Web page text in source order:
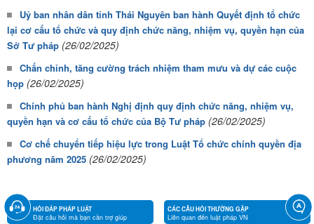
Uỷ ban nhân dân tỉnh Thái Nguyên ban hành Quyết định tổ chức
lại cơ cấu tổ chức và quy định chức năng, nhiệm vụ, quyền hạn của
Sở Tư pháp (26/02/2025)
Chấn chỉnh, tăng cường trách nhiệm tham mưu và dự các cuộc
họp (26/02/2025)
Chính phủ ban hành Nghị định quy định chức năng, nhiệm vụ,
quyền hạn và cơ cấu tổ chức của Bộ Tư pháp (26/02/2025)
Cơ chế chuyển tiếp hiệu lực trong Luật Tổ chức chính quyền địa
phương năm 2025 (26/02/2025)
HỎI ĐÁP PHÁP LUẬT
Đặt câu hỏi mà bạn cần trợ giúp
CÁC CÂU HỎI THƯỜNG GẶP
Liên quan đến luật pháp VN